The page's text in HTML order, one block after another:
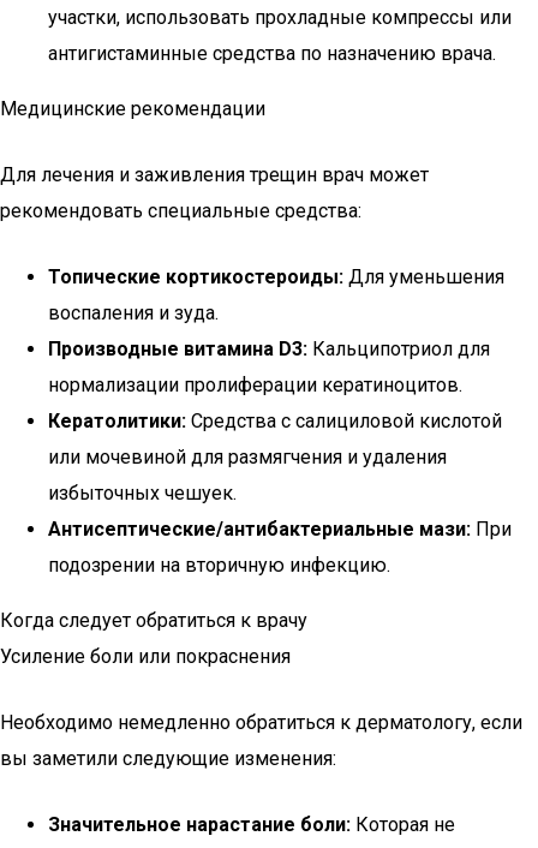
участки, использовать прохладные компрессы или
антигистаминные средства по назначению врача.
Медицинские рекомендации
Для лечения и заживления трещин врач может
рекомендовать специальные средства:
Топические кортикостероиды: Для уменьшения
воспаления и зуда.
Производные витамина D3: Кальципотриол для
нормализации пролиферации кератиноцитов.
Кератолитики: Средства с салициловой кислотой
или мочевиной для размягчения и удаления
избыточных чешуек.
Антисептические/антибактериальные мази: При
подозрении на вторичную инфекцию.
Когда следует обратиться к врачу
Усиление боли или покраснения
Необходимо немедленно обратиться к дерматологу, если
вы заметили следующие изменения:
Значительное нарастание боли: Которая не